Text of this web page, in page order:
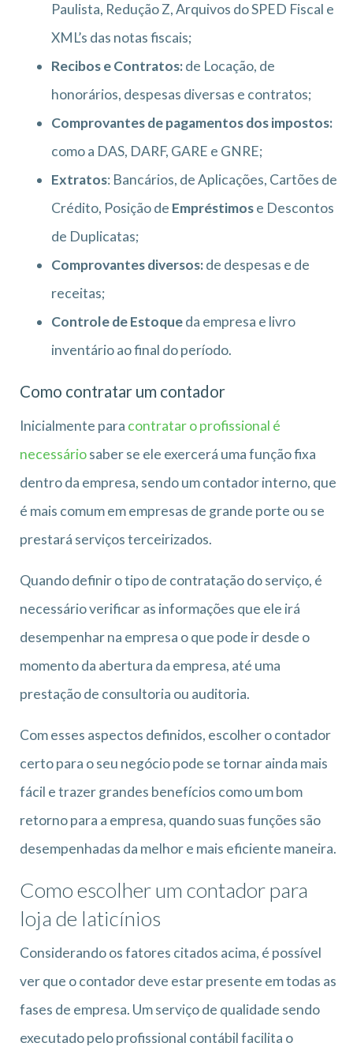
Paulista, Redução Z, Arquivos do SPED Fiscal e
XML’s das notas fiscais;
Recibos e Contratos:de Locação, de
honorários, despesas diversas e contratos;
Comprovantes de pagamentos dos impostos:
como a DAS, DARF, GARE e GNRE;
Extratos: Bancários, de Aplicações, Cartões de
Crédito, Posição de Empréstimose Descontos
de Duplicatas;
Comprovantes diversos:de despesas e de
receitas;
Controle de Estoqueda empresa e livro
inventário ao final do período.
Como contratar um contador
Inicialmente para contratar o profissional é
necessáriosaber se ele exercerá uma função fixa
dentro da empresa, sendo um contador interno, que
é mais comum em empresas de grande porte ou se
prestará serviços terceirizados.
Quando definir o tipo de contratação do serviço, é
necessário verificar as informações que ele irá
desempenhar na empresa o que pode ir desde o
momento da abertura da empresa, até uma
prestação de consultoria ou auditoria.
Com esses aspectos definidos, escolher o contador
certo para o seu negócio pode se tornar ainda mais
fácil e trazer grandes benefícios como um bom
retorno para a empresa, quando suas funções são
desempenhadas da melhor e mais eficiente maneira.
Como escolher um contador para
loja de laticínios
Considerando os fatores citados acima, é possível
ver que o contador deve estar presente em todas as
fases de empresa. Um serviço de qualidade sendo
executado pelo profissional contábil facilita o